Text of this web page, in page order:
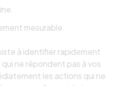
mesurable.
à identifier rapidement
ne répondent pas à vos
les actions qui ne